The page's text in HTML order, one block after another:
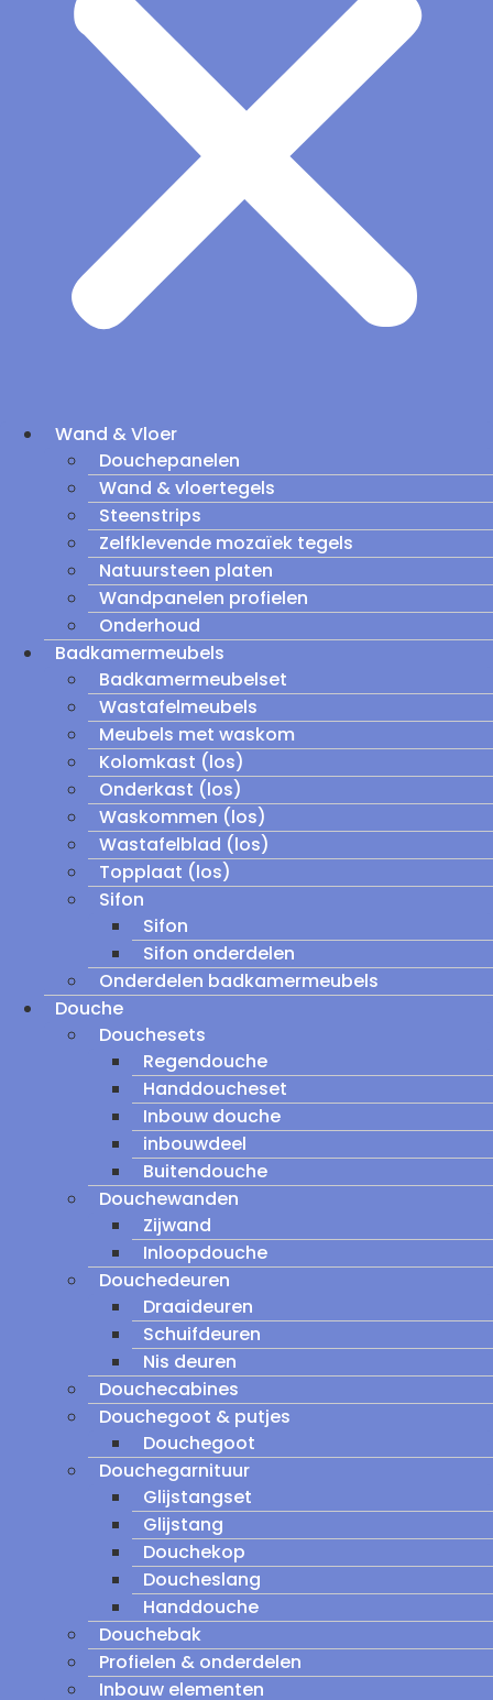
Wand & Vloer
Douchepanelen
Wand & vloertegels
Steenstrips
Zelfklevende mozaïek tegels
Natuursteen platen
Wandpanelen profielen
Onderhoud
Badkamermeubels
Badkamermeubelset
Wastafelmeubels
Meubels met waskom
Kolomkast (los)
Onderkast (los)
Waskommen (los)
Wastafelblad (los)
Topplaat (los)
Sifon
Sifon
Sifon onderdelen
Onderdelen badkamermeubels
Douche
Douchesets
Regendouche
Handdoucheset
Inbouw douche
inbouwdeel
Buitendouche
Douchewanden
Zijwand
Inloopdouche
Douchedeuren
Draaideuren
Schuifdeuren
Nis deuren
Douchecabines
Douchegoot & putjes
Douchegoot
Douchegarnituur
Glijstangset
Glijstang
Douchekop
Doucheslang
Handdouche
Douchebak
Profielen & onderdelen
Inbouw elementen